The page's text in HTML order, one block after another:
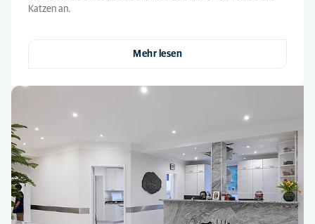
Katzen an.
Mehr lesen